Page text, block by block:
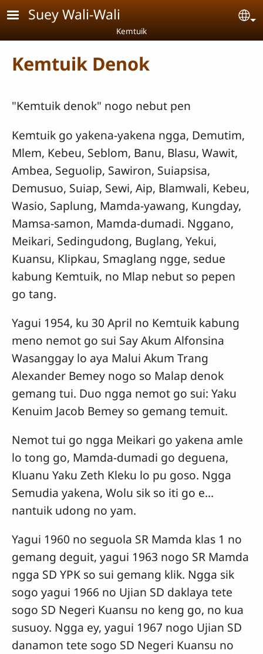
Skip to main content
Suey Wali-Wali
Kemtuik
Kemtuik Denok
"Kemtuik denok" nogo nebut pen
Kemtuik go yakena-yakena ngga, Demutim,
Mlem, Kebeu, Seblom, Banu, Blasu, Wawit,
Ambea, Seguolip, Sawiron, Suiapsisa,
Demusuo, Suiap, Sewi, Aip, Blamwali, Kebeu,
Wasio, Saplung, Mamda-yawang, Kungday,
Mamsa-samon, Mamda-dumadi. Nggano,
Meikari, Sedingudong, Buglang, Yekui,
Kuansu, Klipkau, Smaglang ngge, sedue
kabung Kemtuik, no Mlap nebut so pepen
go tang.
Yagui 1954, ku 30 April no Kemtuik kabung
meno nemot go sui Say Akum Alfonsina
Wasanggay lo aya Malui Akum Trang
Alexander Bemey nogo so Malap denok
gemang tui. Duo ngga nemot go sui: Yaku
Kenuim Jacob Bemey so gemang temuit.
Nemot tui go ngga Meikari go yakena amle
lo tong go, Mamda-dumadi go deguena,
Kluanu Yaku Zeth Kleku lo pu goso. Ngga
Semudia yakena, Wolu sik so iti go e...
nantuik udong no yam.
Yagui 1960 no seguola SR Mamda klas 1 no
gemang deguit, yagui 1963 nogo SR Mamda
ngga SD YPK so sui gemang klik. Ngga sik
sogo yagui 1966 no Ujian SD daklaya tete
sogo SD Negeri Kuansu no keng go, no kua
susuoy. Ngga ey, yagui 1967 nogo Ujian SD
danamon tete sogo SD Negeri Kuansu no